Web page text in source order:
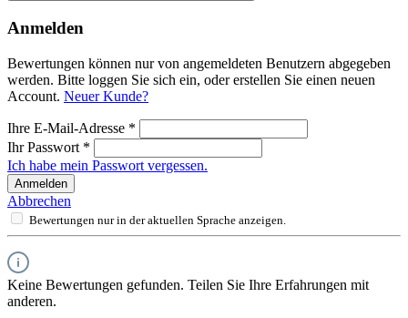
Anmelden
Bewertungen können nur von angemeldeten Benutzern abgegeben
werden. Bitte loggen Sie sich ein, oder erstellen Sie einen neuen
Account. Neuer Kunde?
Ihre E-Mail-Adresse *
Ihr Passwort *
Ich habe mein Passwort vergessen.
Anmelden
Abbrechen
Bewertungen nur in der aktuellen Sprache anzeigen.
Keine Bewertungen gefunden. Teilen Sie Ihre Erfahrungen mit
anderen.